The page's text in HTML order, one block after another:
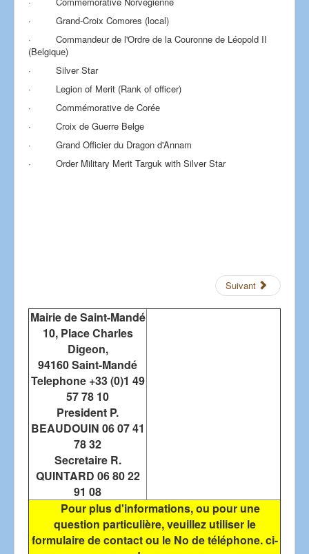
· Grand-Croix Comores (local)
· Commandeur de l'Ordre de la Couronne de Léopold II
(Belgique)
· Silver Star
· Legion of Merit (Rank of officer)
· Commémorative de Corée
· Croix de Guerre Belge
· Grand Officier du Dragon d'Annam
· Order Military Merit Targuk with Silver Star
Suivant
Mairie de Saint-Mandé
10, Place Charles
Digeon,
94160 Saint-Mandé
Telephone +33 (0)1 49
57 78 10
President P.
BEAUDOUIN 06 07 41
78 32
Secretaire R.
QUINTARD 06 80 22
91 08
Pour plus d'informations, ou pour une
question particulière, veuillez utiliser le
formulaire de contact ou le No de téléphone. ci-